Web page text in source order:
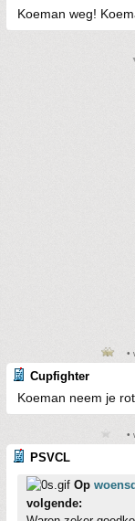
Koeman weg!
•
Cupfighter
Koeman neem je
•
PSVCL
Op
volgende: